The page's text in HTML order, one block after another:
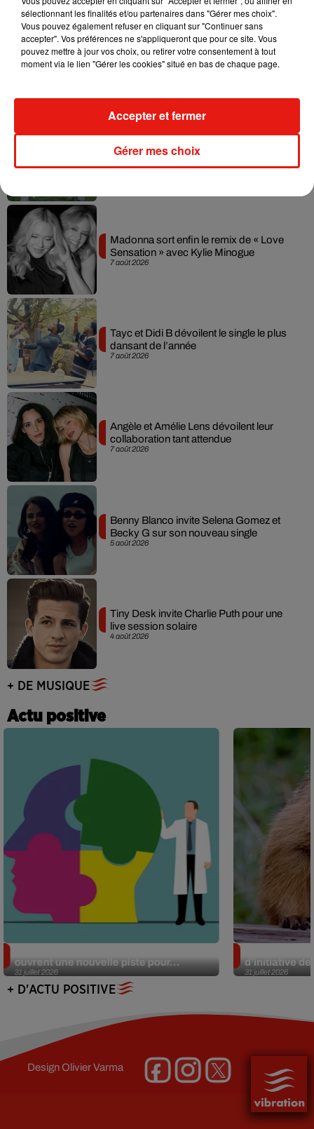
Musique
7 août 2026
Julien Lieb s’essaye à la vie de chatelain
dans son nouveau clip
7 août 2026
Madonna sort enfin le remix de « Love
Sensation » avec Kylie Minogue
7 août 2026
Tayc et Didi B dévoilent le single le plus
dansant de l’année
7 août 2026
Angèle et Amélie Lens dévoilent leur
collaboration tant attendue
5 août 2026
Benny Blanco invite Selena Gomez et
Becky G sur son nouveau single
4 août 2026
Tiny Desk invite Charlie Puth pour une
live session solaire
+ DE MUSIQUE
Actu positive
31 juillet 2026
ouvrent une nouvelle piste pour...
31 juillet 2026
d’initiative
+ D'ACTU POSITIVE
DesignOlivier Varma
sélectionnant les finalités et/ou partenaires dans "Gérer mes choix".
Vous pouvez également refuser en cliquant sur "Continuer sans
accepter". Vos préférences ne s'appliqueront que pour ce site. Vous
pouvez mettre à jour vos choix, ou retirer votre consentement à tout
moment via le lien "Gérer les cookies" situé en bas de chaque page.
Gérer mes choix
Accepter et fermer